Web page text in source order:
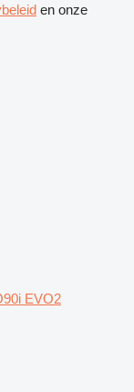
en onze
EVO2